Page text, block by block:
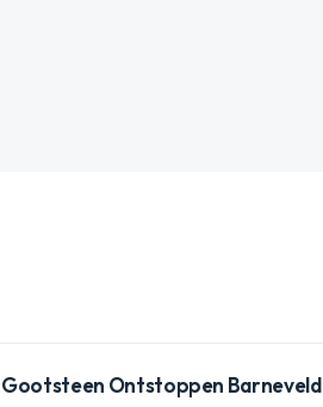
Gootsteen Ontstoppen Barneveld